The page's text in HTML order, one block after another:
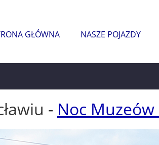
GŁÓWNA NASZE POJAZDY
- Noc Muzeów